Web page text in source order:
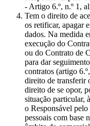
- Artigo 6.º, n.º 1,
Tem o direito de
os retificar, apagar
dados. Na medida
execução do
ou do Contrato de
para dar
contratos (artigo
direito de transferir
direito de se opor,
situação particular,
o Responsável pelo
pessoais com base